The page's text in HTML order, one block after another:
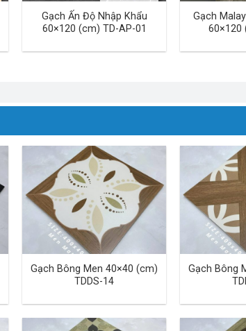
Gạch Ấn Độ Nhập Khẩu
60×120 (cm) TD-AP-01
Gạch
60×120
Gạch Bông Men 40×40 (cm)
TDDS-14
Gạch Bông